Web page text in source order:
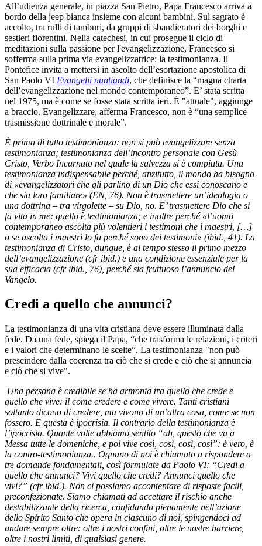
All’udienza generale, in piazza San Pietro, Papa Francesco arriva a
bordo della jeep bianca insieme con alcuni bambini. Sul sagrato è
accolto, tra rulli di tamburi, da gruppi di sbandieratori dei borghi e
sestieri fiorentini. Nella catechesi, in cui prosegue il ciclo di
meditazioni sulla passione per l'evangelizzazione, Francesco si
sofferma sulla prima via evangelizzatrice: la testimonianza. Il
Pontefice invita a mettersi in ascolto dell’esortazione apostolica di
San Paolo VI Evangelii nuntiandi, che definisce la “magna charta
dell’evangelizzazione nel mondo contemporaneo”. E’ stata scritta
nel 1975, ma è come se fosse stata scritta ieri. È "attuale", aggiunge
a braccio. Evangelizzare, afferma Francesco, non è “una semplice
trasmissione dottrinale e morale”.
È prima di tutto testimonianza: non si può evangelizzare senza
testimonianza; testimonianza dell’incontro personale con Gesù
Cristo, Verbo Incarnato nel quale la salvezza si è compiuta. Una
testimonianza indispensabile perché, anzitutto, il mondo ha bisogno
di «evangelizzatori che gli parlino di un Dio che essi conoscano e
che sia loro familiare» (EN, 76). Non è trasmettere un’ideologia o
una dottrina – tra virgolette – su Dio, no. E’ trasmettere Dio che si
fa vita in me: quello è testimonianza; e inoltre perché «l’uomo
contemporaneo ascolta più volentieri i testimoni che i maestri, […]
o se ascolta i maestri lo fa perché sono dei testimoni» (ibid., 41). La
testimonianza di Cristo, dunque, è al tempo stesso il primo mezzo
dell’evangelizzazione (cfr ibid.) e una condizione essenziale per la
sua efficacia (cfr ibid., 76), perché sia fruttuoso l’annuncio del
Vangelo.
Credi a quello che annunci?
La testimonianza di una vita cristiana deve essere illuminata dalla
fede. Da una fede, spiega il Papa, “che trasforma le relazioni, i criteri
e i valori che determinano le scelte”. La testimonianza "non può
prescindere dalla coerenza tra ciò che si crede e ciò che si annuncia
e ciò che si vive".
Una persona è credibile se ha armonia tra quello che crede e
quello che vive: il come credere e come vivere. Tanti cristiani
soltanto dicono di credere, ma vivono di un’altra cosa, come se non
fossero. E questa è ipocrisia. Il contrario della testimonianza è
l’ipocrisia. Quante volte abbiamo sentito “ah, questo che va a
Messa tutte le domeniche, e poi vive così, così, così, così”: è vero, è
la contro-testimonianza.. Ognuno di noi è chiamato a rispondere a
tre domande fondamentali, così formulate da Paolo VI: “Credi a
quello che annunci? Vivi quello che credi? Annunci quello che
vivi?” (cfr ibid.). Non ci possiamo accontentare di risposte facili,
preconfezionate. Siamo chiamati ad accettare il rischio anche
destabilizzante della ricerca, confidando pienamente nell’azione
dello Spirito Santo che opera in ciascuno di noi, spingendoci ad
andare sempre oltre: oltre i nostri confini, oltre le nostre barriere,
oltre i nostri limiti, di qualsiasi genere.